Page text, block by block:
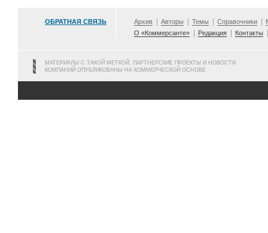
ОБРАТНАЯ СВЯЗЬ Архив Авторы Темы Справочники
О «Коммерсанте»
Редакция Контакты
МАТЕРИАЛЫ С ТАКОЙ МЕТКОЙ, ПАРТНЕРСКИЕ ПРОЕКТЫ И НОВОСТИ
КОМПАНИЙ ОПУБЛИКОВАНЫ НА КОММЕРЧЕСКОЙ ОСНОВЕ